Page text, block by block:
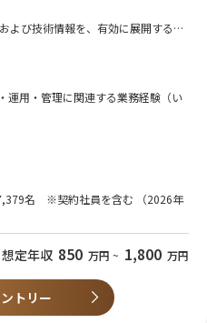
案からグロースまで、お客様と一丸
る方を募集しております！
構成される全社Enterprise ITシステ
。
プロジェクト
通信事業の基幹業務をSalesforce（S
Attomation、Mulesoft、Treasure
務、システム支援を実施。
新プロジェクト
もより高速に、より生産性を高めた
新を実施。
であるSD/MM/FI/COだけでなく、
BPCなども活用。
務ファンクションについての経験
）の経験
移行計画などを含む）
として経験がある方歓迎です）
ント・ハイテク業界クライアントをI
、企業の方向性決定・業務の基本設
、チームワークを重視し、自発的に
び技術情報を、有効に展開するCA
他システム連携機能開発、新バー
ステムの運用・管理・サポート
playlist?list=PL8yfoAFltAcZrnb4B
運用・管理に関連する業務経験（い
管理経験
ムに反映することができる方
名 ※契約社員を含む （2026年
想定年収 850 万円 ~ 1,800 万円
トリー